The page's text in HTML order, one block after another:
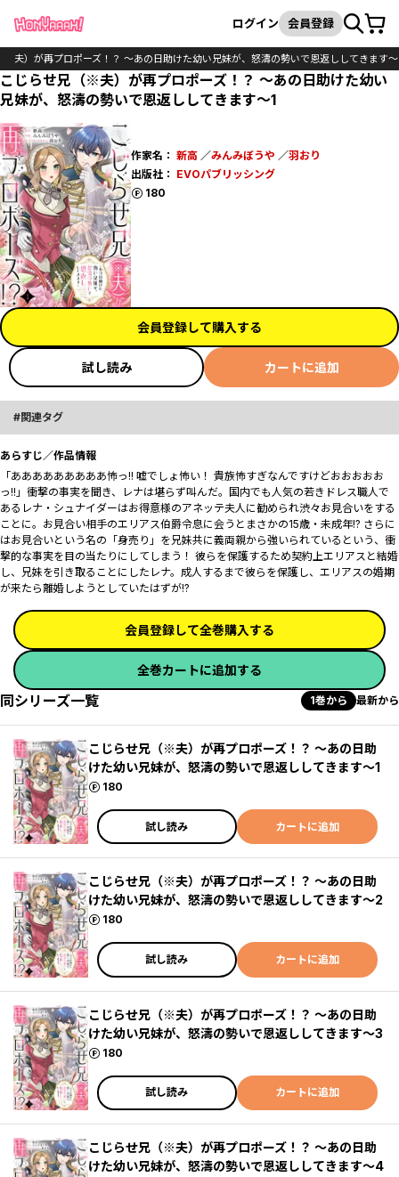
検索
ログイン 会員登録カート
※夫）が再プロポーズ！？ ～あの日助けた幼い兄妹が、怒濤の勢いで恩返ししてきます～
こじらせ兄（※夫）が再プロポーズ！？ ～あの日助けた幼い
兄妹が、怒濤の勢いで恩返ししてきます～1
作家名： 新高／みんみぼうや ／羽おり
出版社： EVOパブリッシング
180
ポイント
会員登録して購入する
試し読み カートに追加
関連タグ
あらすじ／作品情報
「――あああああああああ怖っ!! 嘘でしょ怖い！ 貴族怖すぎなんですけどおおおおお
っ!!」衝撃の事実を聞き、レナは堪らず叫んだ。国内でも人気の若きドレス職人で
あるレナ・シュナイダーはお得意様のアネッテ夫人に勧められ渋々お見合いをする
ことに。お見合い相手のエリアス伯爵令息に会うとまさかの15歳・未成年!? さらに
はお見合いという名の「身売り」を兄妹共に義両親から強いられているという、衝
撃的な事実を目の当たりにしてしまう！ 彼らを保護するため契約上エリアスと結婚
し、兄妹を引き取ることにしたレナ。成人するまで彼らを保護し、エリアスの婚期
が来たら離婚しようとしていたはずが――!?
会員登録して全巻購入する
全巻カートに追加する
同シリーズ一覧 1巻から 最新から
こじらせ兄（※夫）が再プロポーズ！？ ～あの日助
けた幼い兄妹が、怒濤の勢いで恩返ししてきます～1
180
ポイント
試し読み カートに追加
こじらせ兄（※夫）が再プロポーズ！？ ～あの日助
けた幼い兄妹が、怒濤の勢いで恩返ししてきます～2
180
ポイント
試し読み カートに追加
こじらせ兄（※夫）が再プロポーズ！？ ～あの日助
けた幼い兄妹が、怒濤の勢いで恩返ししてきます～3
180
ポイント
試し読み カートに追加
こじらせ兄（※夫）が再プロポーズ！？ ～あの日助
けた幼い兄妹が、怒濤の勢いで恩返ししてきます～4